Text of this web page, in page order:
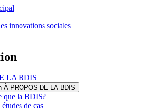
innovations sociales
LA BDIS
À PROPOS DE LA BDIS
que la BDIS?
de cas